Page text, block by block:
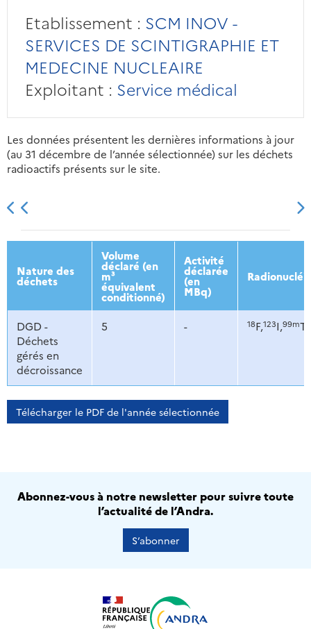
Etablissement : SCM INOV -
SERVICES DE SCINTIGRAPHIE ET
MEDECINE NUCLEAIRE
Exploitant : Service médical
Les données présentent les dernières informations à jour
(au 31 décembre de l’année sélectionnée) sur les déchets
radioactifs présents sur le site.
2013 2014 2015 2016
Nature des
déchets
Volume
déclaré (en
m³
équivalent
conditionné)
Activité
déclarée
(en
MBq)
DGD -
Déchets
gérés en
décroissance
5 - 18F,123I,99mTc
Télécharger le PDF de l'année sélectionnée
Abonnez-vous à notre newsletter pour suivre toute
l’actualité de l’Andra.
S’abonner